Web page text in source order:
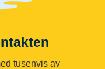
tusenvis av